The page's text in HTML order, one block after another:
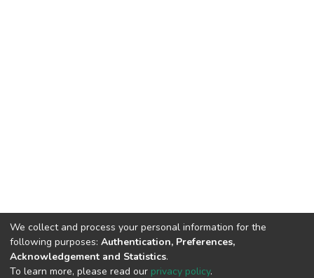
DSpace softwarecopyright © 2002-2026
We collect and process your personal information for the
following purposes: Authentication, Preferences,
Acknowledgement and Statistics.
To learn more, please read our privacy policy.